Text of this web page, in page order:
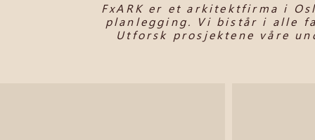
FxARK er et arkitektfirma i
planlegging. Vi bistår i alle
Utforsk prosjektene våre